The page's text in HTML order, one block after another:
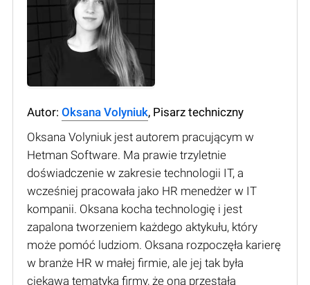
Autor: Oksana Volyniuk, Pisarz techniczny
Oksana Volyniuk jest autorem pracującym w
Hetman Software. Ma prawie trzyletnie
doświadczenie w zakresie technologii IT, a
wcześniej pracowała jako HR menedżer w IT
kompanii. Oksana kocha technologię i jest
zapalona tworzeniem każdego aktykułu, który
może pomóć ludziom. Oksana rozpoczęła karierę
w branże HR w małej firmie, ale jej tak była
ciekawa tematyka firmy, że ona przestała